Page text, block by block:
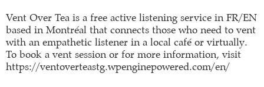
Vent Over Tea is a free active listening service in FR/EN
based in Montréal that connects those who need to vent
with an empathetic listener in a local café or virtually.
To book a vent session or for more information, visit
https://ventoverteastg.wpenginepowered.com/en/